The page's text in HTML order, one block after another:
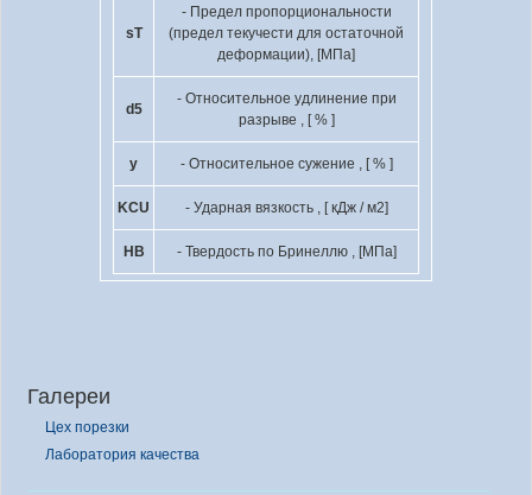
sT
- Предел пропорциональности
(предел текучести для остаточной
деформации), [МПа]
d5
- Относительное удлинение при
разрыве , [ % ]
y - Относительное сужение , [ % ]
KCU - Ударная вязкость , [ кДж / м2]
HB - Твердость по Бринеллю , [МПа]
Галереи
Цех порезки
Лаборатория качества